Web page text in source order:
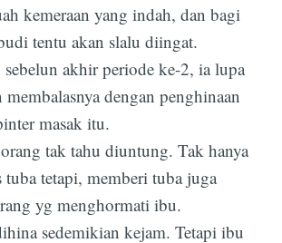
kemeraan yang indah, dan bagi
tentu akan slalu diingat.
akhir periode ke-2, ia lupa
dengan penghinaan
masak itu.
tak tahu diuntung. Tak hanya
tuba tetapi, memberi tuba juga
yg menghormati ibu.
sedemikian kejam. Tetapi ibu